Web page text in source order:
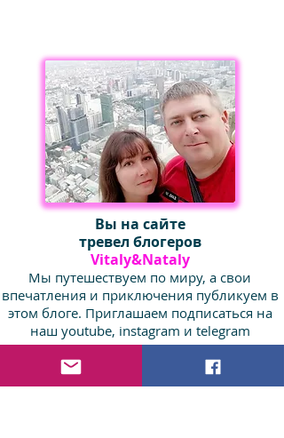
Вы на сайте
тревел блогеров
Vitaly&Nataly
Мы путешествуем по миру, а свои
впечатления и приключения публикуем в
этом блоге. Приглашаем подписаться на
наш youtube, instagram и telegram